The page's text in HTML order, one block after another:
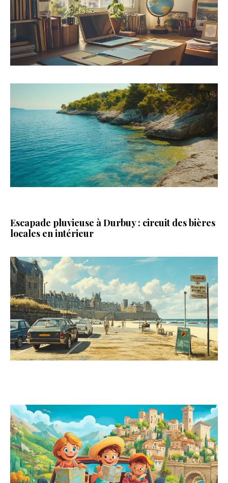
Escapade pluvieuse à Durbuy : circuit des bières
locales en intérieur